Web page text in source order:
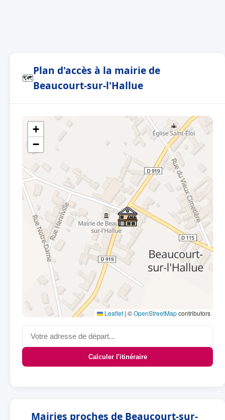
🗺
Plan d'accès à la mairie de
Beaucourt-sur-l'Hallue
+
−
Leaflet | ©OpenStreetMapcontributors
Calculer l'itinéraire
Mairies proches de Beaucourt-sur-